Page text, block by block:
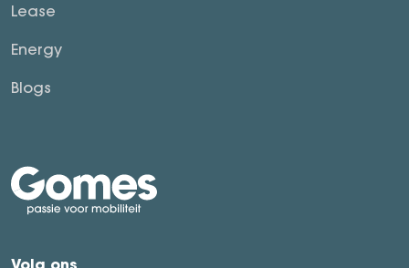
Lease
Energy
Blogs
Volg ons